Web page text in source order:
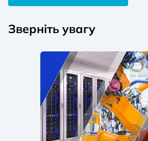
Зверніть увагу